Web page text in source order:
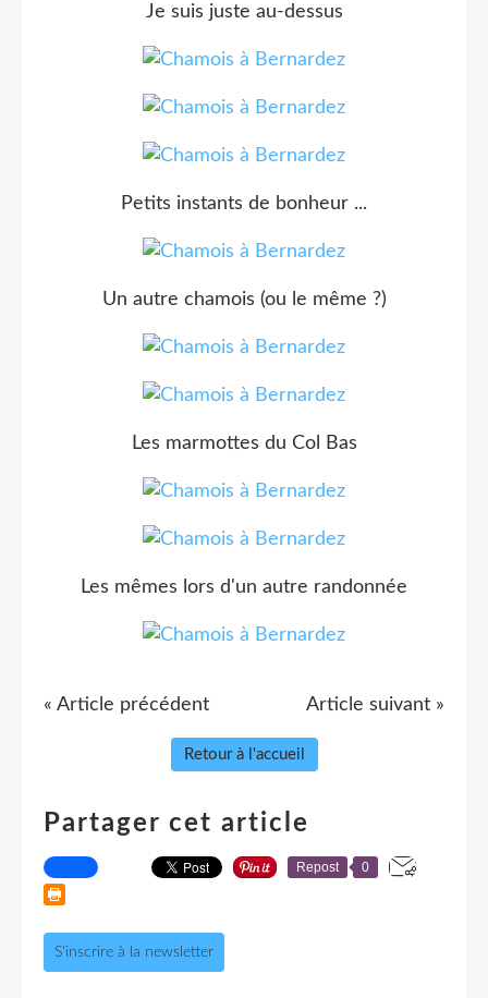
Je suis juste au-dessus
Petits instants de bonheur ...
Un autre chamois (ou le même ?)
Les marmottes du Col Bas
Les mêmes lors d'un autre randonnée
« Article précédent Article suivant »
Retour à l'accueil
Partager cet article
Repost 0
S'inscrire à la newsletter